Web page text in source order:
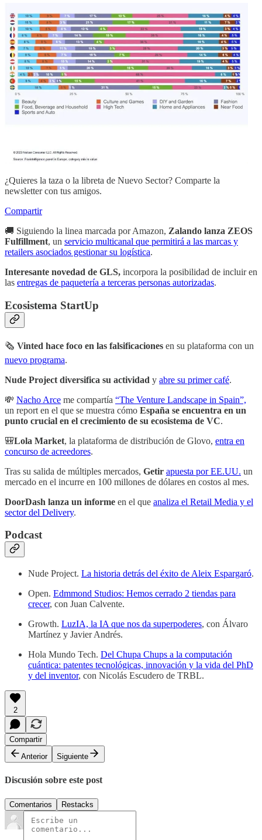
¿Quieres la taza o la libreta de Nuevo Sector? Comparte la
newsletter con tus amigos.
Compartir
🚚 Siguiendo la linea marcada por Amazon, Zalando lanza ZEOS
Fulfillment, un servicio multicanal que permitirá a las marcas y
retailers asociados gestionar su logística.
Interesante novedad de GLS, incorpora la posibilidad de incluir en
las entregas de paquetería a terceras personas autorizadas.
Ecosistema StartUp
🗞 Vinted hace foco en las falsificaciones en su plataforma con un
nuevo programa.
Nude Project diversifica su actividad y abre su primer café.
💸 Nacho Arce me compartía “The Venture Landscape in Spain”,
un report en el que se muestra cómo España se encuentra en un
punto crucial en el crecimiento de su ecosistema de VC.
🎒Lola Market, la plataforma de distribución de Glovo, entra en
concurso de acreedores.
Tras su salida de múltiples mercados, Getir apuesta por EE.UU. un
mercado en el incurre en 100 millones de dólares en costos al mes.
DoorDash lanza un informe en el que analiza el Retail Media y el
sector del Delivery.
Podcast
Nude Project. La historia detrás del éxito de Aleix Espargaró.
Open. Edmmond Studios: Hemos cerrado 2 tiendas para
crecer, con Juan Calvente.
Growth. LuzIA, la IA que nos da superpoderes, con Álvaro
Martínez y Javier Andrés.
Hola Mundo Tech. Del Chupa Chups a la computación
cuántica: patentes tecnológicas, innovación y la vida del PhD
y del inventor, con Nicolás Escudero de TRBL.
2
Compartir
Anterior
Siguiente
Discusión sobre este post
Comentarios Restacks